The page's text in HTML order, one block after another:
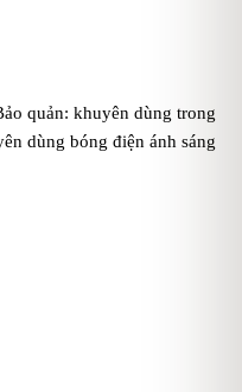
quản: khuyên dùng trong
dùng bóng điện ánh sáng